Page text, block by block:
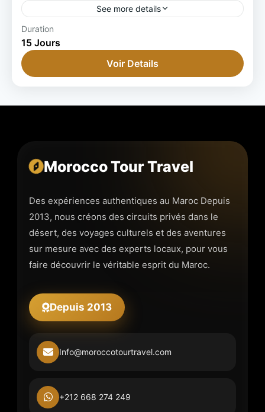
See more details
Duration
15 Jours
Voir Details
Morocco Tour Travel
Des expériences authentiques au Maroc Depuis
2013, nous créons des circuits privés dans le
désert, des voyages culturels et des aventures
sur mesure avec des experts locaux, pour vous
faire découvrir le véritable esprit du Maroc.
Depuis 2013
Info@moroccotourtravel.com
+212 668 274 249